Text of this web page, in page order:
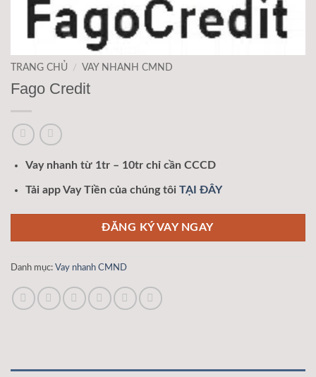
TRANG CHỦ / VAY NHANH CMND
Fago Credit
Vay nhanh từ 1tr – 10tr chỉ cần CCCD
Tải app Vay Tiền của chúng tôi TẠI ĐÂY
ĐĂNG KÝ VAY NGAY
Danh mục: Vay nhanh CMND